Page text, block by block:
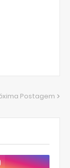
Postagem